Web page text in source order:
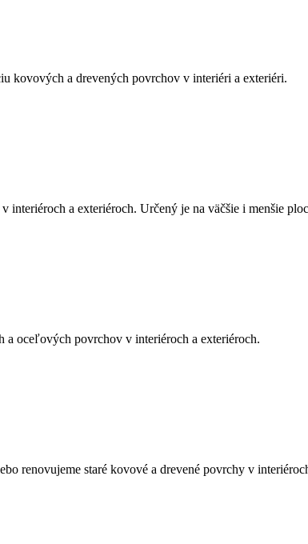
a drevených povrchov v interiéri a exteriéri.
a exteriéroch. Určený je na väčšie i menšie
oceľových povrchov v interiéroch a exteriéroch.
renovujeme staré kovové a drevené povrchy v